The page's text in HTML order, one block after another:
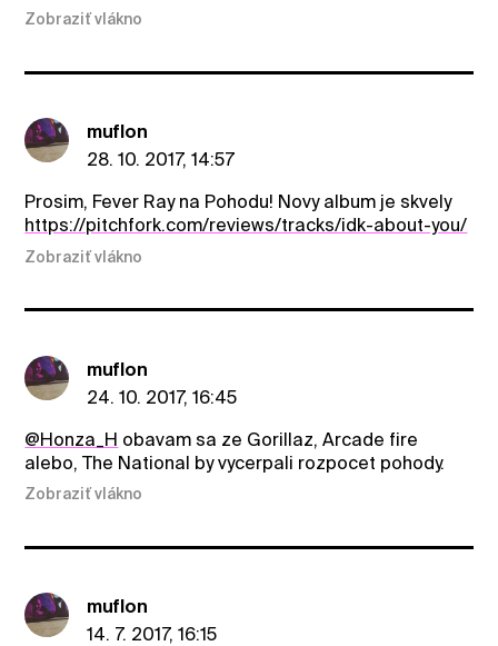
Zobraziť vlákno
muflon
28. 10. 2017, 14:57
Prosim, Fever Ray na Pohodu! Novy album je skvely
https://pitchfork.com/reviews/tracks/idk-about-you/
Zobraziť vlákno
muflon
24. 10. 2017, 16:45
@Honza_H obavam sa ze Gorillaz, Arcade fire
alebo, The National by vycerpali rozpocet pohody.
Zobraziť vlákno
muflon
14. 7. 2017, 16:15